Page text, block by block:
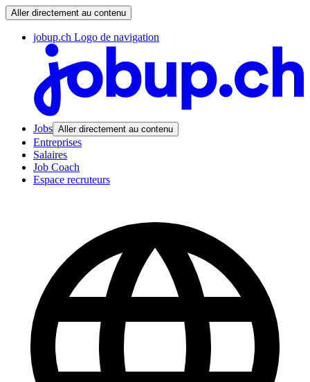
Aller directement au contenu
jobup.ch Logo de navigation
Jobs Aller directement au contenu
Entreprises
Salaires
Job Coach
Espace recruteurs